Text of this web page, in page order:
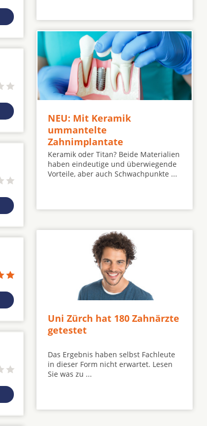
NEU: Mit Keramik
ummantelte
Zahnimplantate
Keramik oder Titan? Beide Materialien
haben eindeutige und überwiegende
Vorteile, aber auch Schwachpunkte ...
Uni Zürch hat 180 Zahnärzte
getestet
Das Ergebnis haben selbst Fachleute
in dieser Form nicht erwartet. Lesen
Sie was zu ...